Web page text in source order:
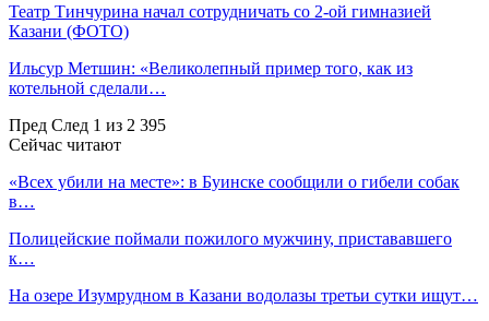
Театр Тинчурина начал сотрудничать со 2-ой гимназией
Казани (ФОТО)
Ильсур Метшин: «Великолепный пример того, как из
котельной сделали…
Пред След 1 из 2 395
Сейчас читают
«Всех убили на месте»: в Буинске сообщили о гибели собак
в…
Полицейские поймали пожилого мужчину, пристававшего
к…
На озере Изумрудном в Казани водолазы третьи сутки ищут…